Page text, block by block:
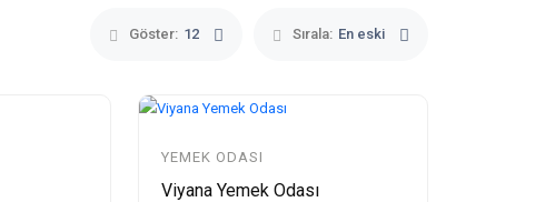
Göster: 12 Sırala: En eski
YEMEK ODASI
Viyana Yemek Odası